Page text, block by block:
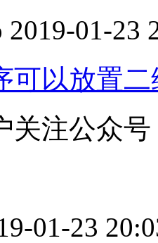
2019-01-23
可以放置
关注公众号
01-23